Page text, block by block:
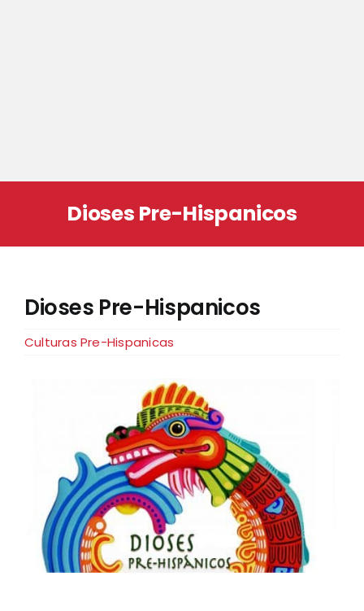
Dioses Pre-Hispanicos
Dioses Pre-Hispanicos
Culturas Pre-Hispanicas